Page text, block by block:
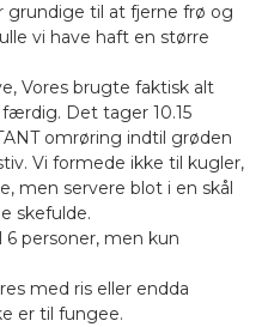
grundige til at fjerne frø og
vi have haft en større
Vores brugte faktisk alt
Det tager 10.15
omrøring indtil grøden
Vi formede ikke til kugler,
men servere blot i en skål
skefulde.
personer, men kun
med ris eller endda
er til fungee.